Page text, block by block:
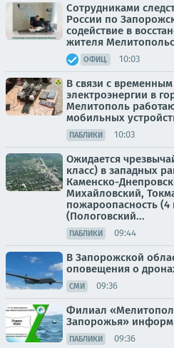
Сотрудниками
России по
содействие в
жителя
ОФИЦ. 10:03
В связи с временным
электроэнергии в
Мелитополь
мобильных
ПАБЛИКИ 10:03
Ожидается
класс) в западных
Каменско-
Михайловский,
пожароопасность (4
(Пологовский...
ПАБЛИКИ 09:44
В Запорожской
оповещения о
СМИ 09:36
Филиал
Запорожья»
ПАБЛИКИ 09:36